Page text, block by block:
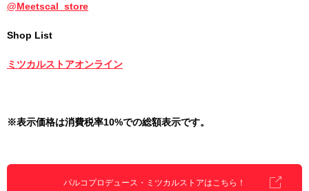
@Meetscal_store
Shop List
ミツカルストアオンライン
※表示価格は消費税率10%での総額表示です。
パルコプロデュース・ミツカルストアはこちら！